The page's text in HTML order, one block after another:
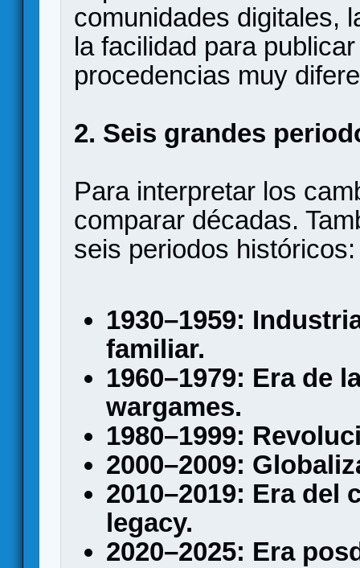
comunidades digitales,
la facilidad para
procedencias muy
2. Seis grandes
Para interpretar los
comparar décadas.
seis periodos históricos:
1930–1959:
familiar.
1960–1979: Era de
wargames.
1980–1999:
2000–2009:
2010–2019: Era
legacy.
2020–2025: Era